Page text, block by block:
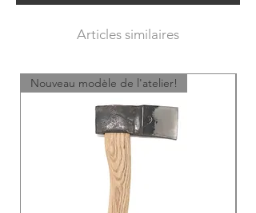
Articles similaires
Nouveau modèle de l'atelier!